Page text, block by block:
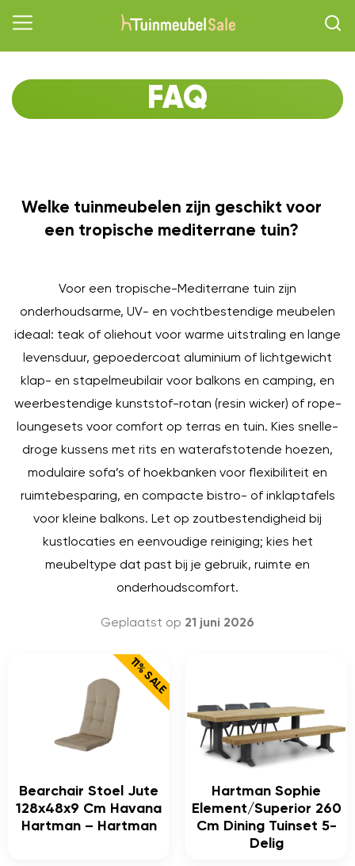
FAQ
Welke tuinmeubelen zijn geschikt voor
een tropische mediterrane tuin?
Voor een tropische-Mediterrane tuin zijn
onderhoudsarme, UV- en vochtbestendige meubelen
ideaal: teak of oliehout voor warme uitstraling en lange
levensduur, gepoedercoat aluminium of lichtgewicht
klap- en stapelmeubilair voor balkons en camping, en
weerbestendige kunststof-rotan (resin wicker) of rope-
loungesets voor comfort op terras en tuin. Kies snelle-
droge kussens met rits en waterafstotende hoezen,
modulaire sofa’s of hoekbanken voor flexibiliteit en
ruimtebesparing, en compacte bistro- of inklaptafels
voor kleine balkons. Let op zoutbestendigheid bij
kustlocaties en eenvoudige reiniging; kies het
meubeltype dat past bij je gebruik, ruimte en
onderhoudscomfort.
Geplaatst op 21 juni 2026
11% SALE
Bearchair Stoel Jute
128x48x9 Cm Havana
Hartman – Hartman
Hartman Sophie
Element/Superior 260
Cm Dining Tuinset 5-
Delig